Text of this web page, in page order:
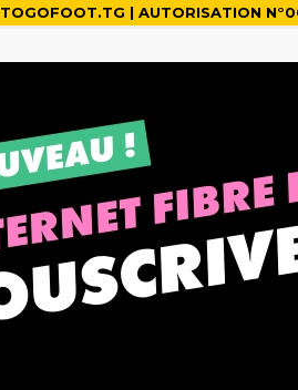
TOGOFOOT.TG | AUTORISATION